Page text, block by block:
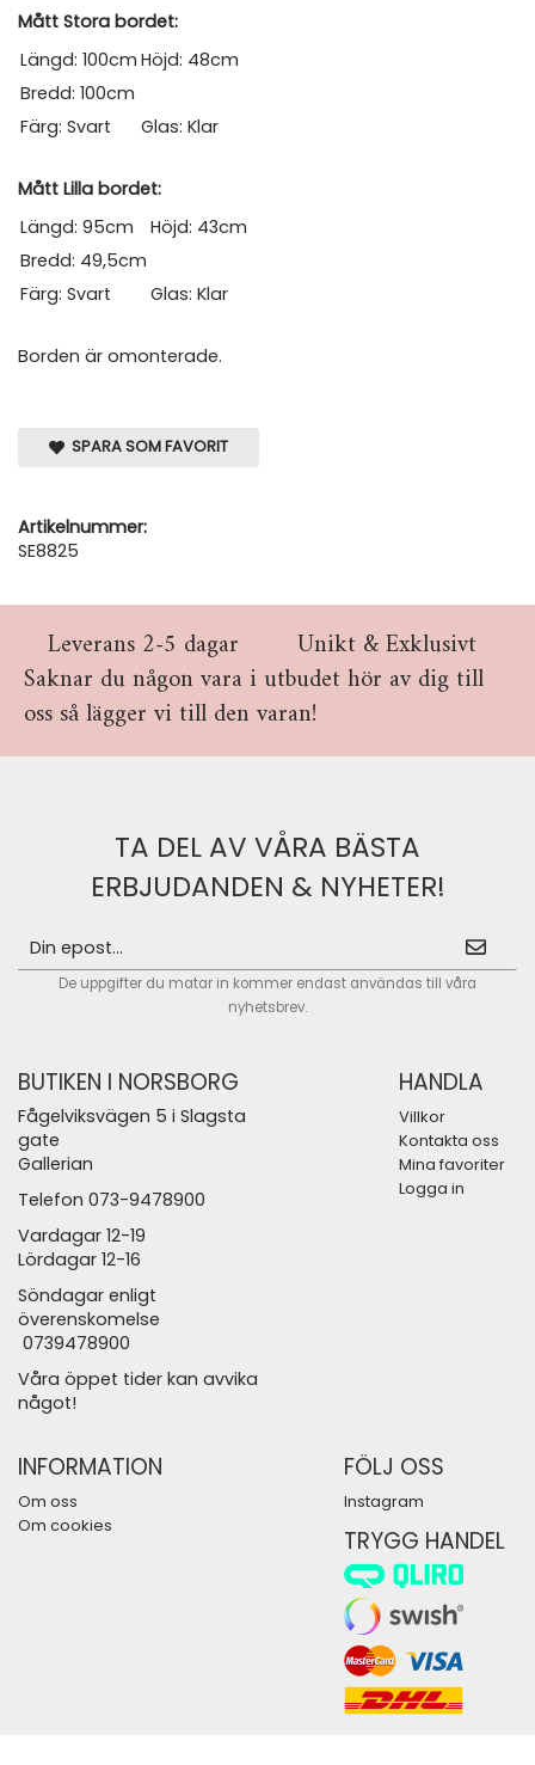
Mått Stora bordet:
Längd: 100cm Höjd: 48cm
Bredd: 100cm
Färg: Svart
Glas: Klar
Mått Lilla bordet:
Längd: 95cm
Höjd: 43cm
Bredd: 49,5cm
Färg: Svart
Glas: Klar
Borden är omonterade.
SPARA SOM FAVORIT
Artikelnummer:
SE8825
Leverans 2-5 dagar
Unikt & Exklusivt
Saknar du någon vara i utbudet hör av dig till
oss så lägger vi till den varan!
TA DEL AV VÅRA BÄSTA
ERBJUDANDEN & NYHETER!
De uppgifter du matar in kommer endast användas till våra
nyhetsbrev.
BUTIKEN I NORSBORG
Fågelviksvägen 5 i Slagsta
gate
Gallerian
Telefon 073-9478900
Vardagar 12-19
Lördagar 12-16
Söndagar enligt
överenskomelse
0739478900
Våra öppet tider kan avvika
något!
HANDLA
Villkor
Kontakta oss
Mina favoriter
Logga in
INFORMATION
Om oss
Om cookies
FÖLJ OSS
Instagram
TRYGG HANDEL